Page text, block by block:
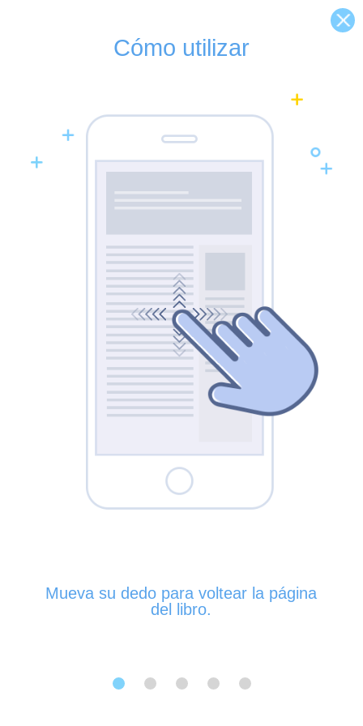
Cómo utilizar
Mueva su dedo para voltear la página
del libro.